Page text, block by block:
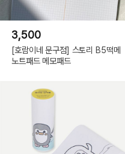
3,500
[호람이네 문구점] 스토리 B5떡메
노트패드 메모패드